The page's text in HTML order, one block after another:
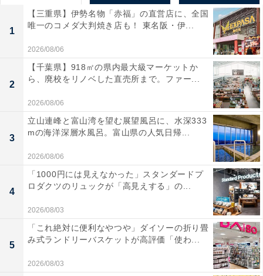
1
【三重県】伊勢名物「赤福」の直営店に、全国
唯一のコメダ大判焼き店も！ 東名阪・伊...
2026/08/06
2
【千葉県】918㎡の県内最大級マーケットか
ら、廃校をリノベした直売所まで。ファー...
2026/08/06
3
立山連峰と富山湾を望む展望風呂に、水深333
mの海洋深層水風呂。富山県の人気日帰...
2026/08/06
4
「1000円には見えなかった」スタンダードプ
ロダクツのリュックが「高見えする」の...
2026/08/03
5
「これ絶対に便利なやつや」ダイソーの折り畳
み式ランドリーバスケットが高評価「使わ...
2026/08/03